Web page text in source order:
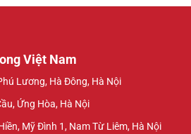
Việt Nam
Lương, Hà Đông, Hà Nội
Ứng Hòa, Hà Nội
Mỹ Đình 1, Nam Từ Liêm, Hà Nội